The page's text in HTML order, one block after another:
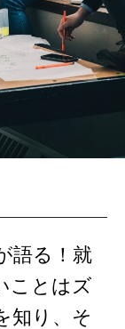
語る！就
ことはズ
知り、そ